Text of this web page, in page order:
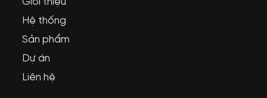
Hệ thống
Sản phẩm
Dự án
Liên hệ